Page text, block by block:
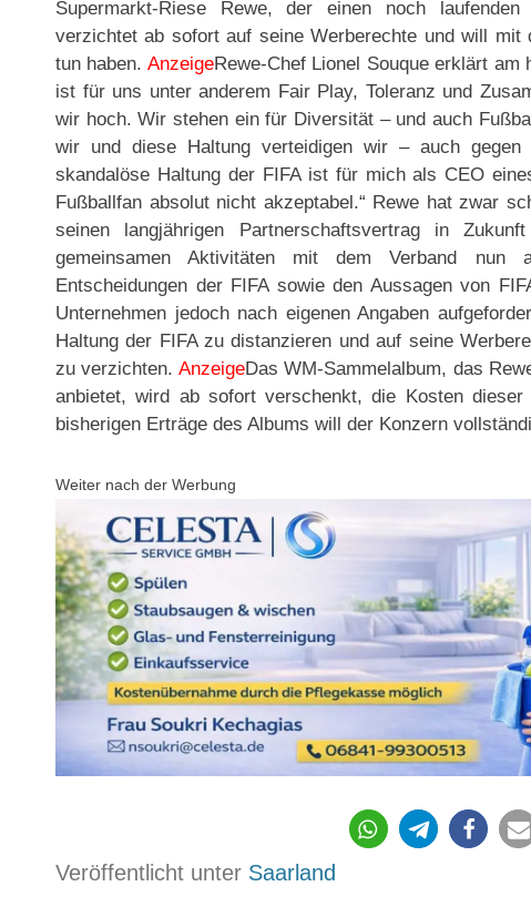
Supermarkt-Riese Rewe, der einen noch
verzichtet ab sofort auf seine Werberechte und will mit
tun haben. AnzeigeRewe-Chef Lionel Souque erklärt am
ist für uns unter anderem Fair Play, Toleranz und
wir hoch. Wir stehen ein für Diversität – und auch
wir und diese Haltung verteidigen wir – auch gegen
skandalöse Haltung der FIFA ist für mich als CEO
Fußballfan absolut nicht akzeptabel.“ Rewe hat zwar
seinen langjährigen Partnerschaftsvertrag in
gemeinsamen Aktivitäten mit dem Verband nun
Entscheidungen der FIFA sowie den Aussagen von
Unternehmen jedoch nach eigenen Angaben
Haltung der FIFA zu distanzieren und auf seine
zu verzichten. AnzeigeDas WM-Sammelalbum, das
anbietet, wird ab sofort verschenkt, die Kosten
bisherigen Erträge des Albums will der Konzern
Weiter nach der Werbung
2423
Veröffentlicht unter Saarland